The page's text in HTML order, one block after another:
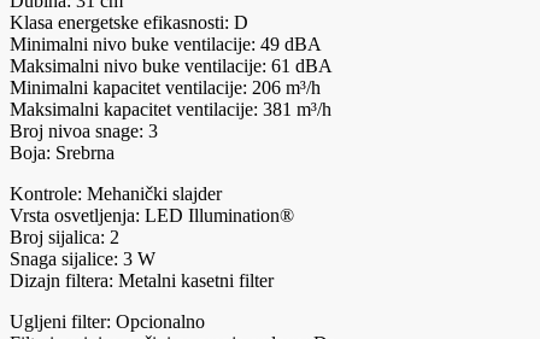
Klasa energetske efikasnosti: D
Minimalni nivo buke ventilacije: 49 dBA
Maksimalni nivo buke ventilacije: 61 dBA
Minimalni kapacitet ventilacije: 206 m³/h
Maksimalni kapacitet ventilacije: 381 m³/h
Broj nivoa snage: 3
Boja: Srebrna
Kontrole: Mehanički slajder
Vrsta osvetljenja: LED Illumination®
Broj sijalica: 2
Snaga sijalice: 3 W
Dizajn filtera: Metalni kasetni filter
Ugljeni filter: Opcionalno